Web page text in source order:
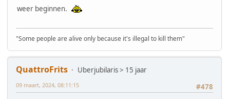
weer beginnen.
"Some people are alive only because it's illegal to kill them"
QuattroFrits
Uberjubilaris > 15 jaar
#478
09 maart, 2024, 08:11:15